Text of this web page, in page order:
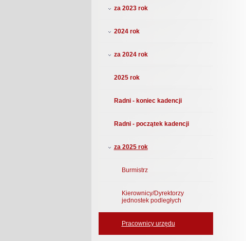
za 2023 rok
2024 rok
za 2024 rok
2025 rok
Radni - koniec kadencji
Radni - początek kadencji
za 2025 rok
Burmistrz
Kierownicy/Dyrektorzy
jednostek podległych
Pracownicy urzędu